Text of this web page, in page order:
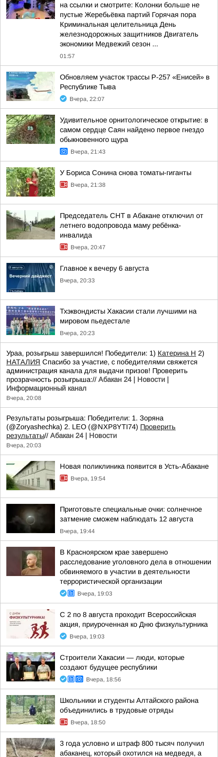
на ссылки и смотрите: Колонки больше не
пустые Жеребьёвка партий Горячая пора
Криминальная целительница День
железнодорожных защитников Двигатель
экономики Медвежий сезон ...
01:57
Обновляем участок трассы Р-257 «Енисей» в
Республике Тыва
Вчера, 22:07
Удивительное орнитологическое открытие: в
самом сердце Саян найдено первое гнездо
обыкновенного щура
Вчера, 21:43
У Бориса Сонина снова томаты-гиганты
Вчера, 21:38
Председатель СНТ в Абакане отключил от
летнего водопровода маму ребёнка-
инвалида
Вчера, 20:47
Главное к вечеру 6 августа
Вчера, 20:33
Тхэквондисты Хакасии стали лучшими на
мировом пьедестале
Вчера, 20:23
Ураа, розыгрыш завершился! Победители: 1) Катерина Н 2)
НАТАЛИЯ Спасибо за участие, с победителями свяжется
администрация канала для выдачи призов! Проверить
прозрачность розыгрыша:// Абакан 24 | Новости |
Информационный канал
Вчера, 20:08
Результаты розыгрыша: Победители: 1. Зоряна
(@Zoryashechka) 2. LEO (@NXP8YTI74) Проверить
результаты// Абакан 24 | Новости
Вчера, 20:03
Новая поликлиника появится в Усть-Абакане
Вчера, 19:54
Приготовьте специальные очки: солнечное
затмение сможем наблюдать 12 августа
Вчера, 19:44
В Красноярском крае завершено
расследование уголовного дела в отношении
обвиняемого в участии в деятельности
террористической организации
Вчера, 19:03
С 2 по 8 августа проходит Всероссийская
акция, приуроченная ко Дню физкультурника
Вчера, 19:03
Строители Хакасии — люди, которые
создают будущее республики
Вчера, 18:56
Школьники и студенты Алтайского района
объединились в трудовые отряды
Вчера, 18:50
3 года условно и штраф 800 тысяч получил
абаканец, который охотился на медведя, а